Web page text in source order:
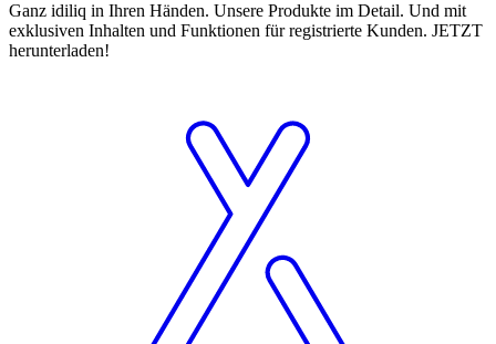
Ganz idiliq in Ihren Händen. Unsere Produkte im Detail. Und mit
exklusiven Inhalten und Funktionen für registrierte Kunden. JETZT
herunterladen!